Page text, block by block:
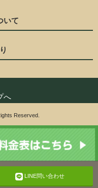
いて
へ
Reserved.
LINE問い合わせ